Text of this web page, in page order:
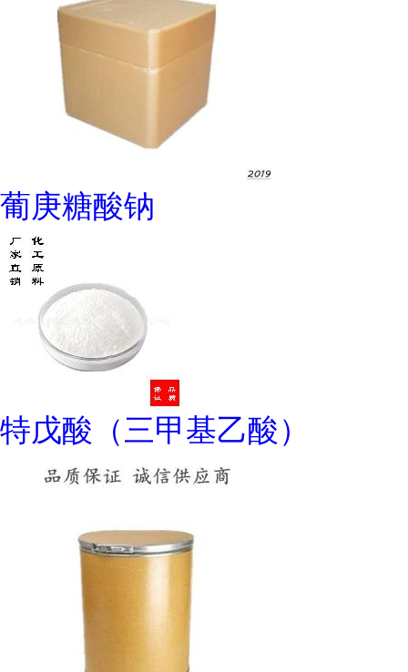
葡庚糖酸钠
特戊酸（三甲基乙酸）